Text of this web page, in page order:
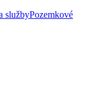
službyPozemkové